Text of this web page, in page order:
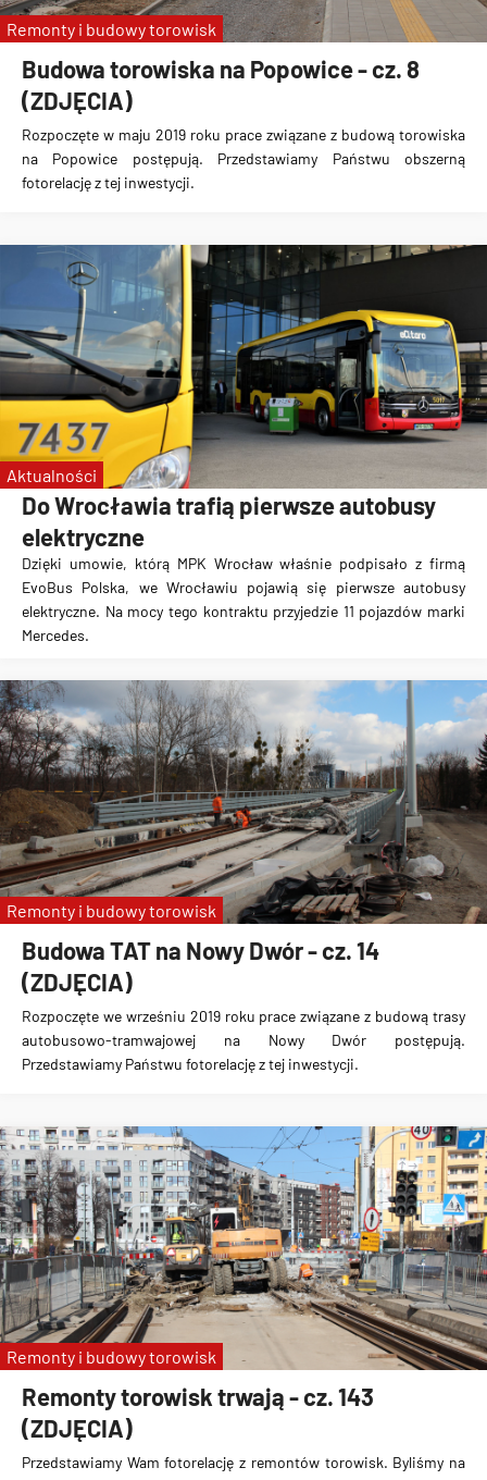
Budowa torowiska na Popowice - cz. 8
(ZDJĘCIA)
Rozpoczęte w maju 2019 roku prace związane z budową torowiska
na Popowice
postępują. Przedstawiamy Państwu obszerną
fotorelację z tej inwestycji.
Remonty i budowy torowisk
Do Wrocławia trafią pierwsze autobusy
elektryczne
Dzięki umowie, którą MPK Wrocław właśnie podpisało z firmą
EvoBus Polska, we Wrocławiu pojawią się pierwsze autobusy
elektryczne. Na mocy tego kontraktu przyjedzie 11 pojazdów marki
Mercedes.
Aktualności
Budowa TAT na Nowy Dwór - cz. 14
(ZDJĘCIA)
Rozpoczęte we wrześniu 2019 roku prace związane z budową trasy
autobusowo-tramwajowej na Nowy Dwór postępują.
Przedstawiamy Państwu fotorelację z tej inwestycji.
Remonty i budowy torowisk
Remonty torowisk trwają - cz. 143
(ZDJĘCIA)
Przedstawiamy Wam fotorelację z remontów torowisk. Byliśmy na
Remonty i budowy torowisk